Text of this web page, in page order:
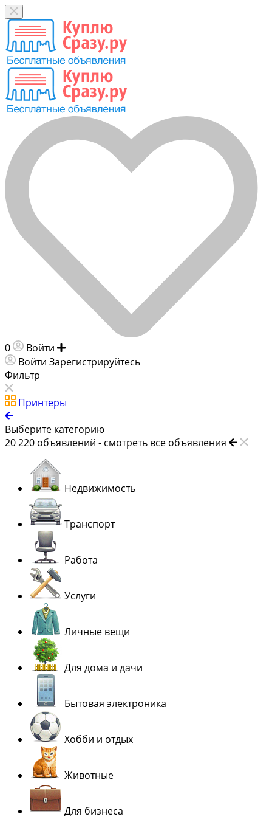
0 Войти
Войти Зарегистрируйтесь
Фильтр
Принтеры
Выберите категорию
20 220 объявлений - смотреть все объявления
Недвижимость
Транспорт
Работа
Услуги
Личные вещи
Для дома и дачи
Бытовая электроника
Хобби и отдых
Животные
Для бизнеса